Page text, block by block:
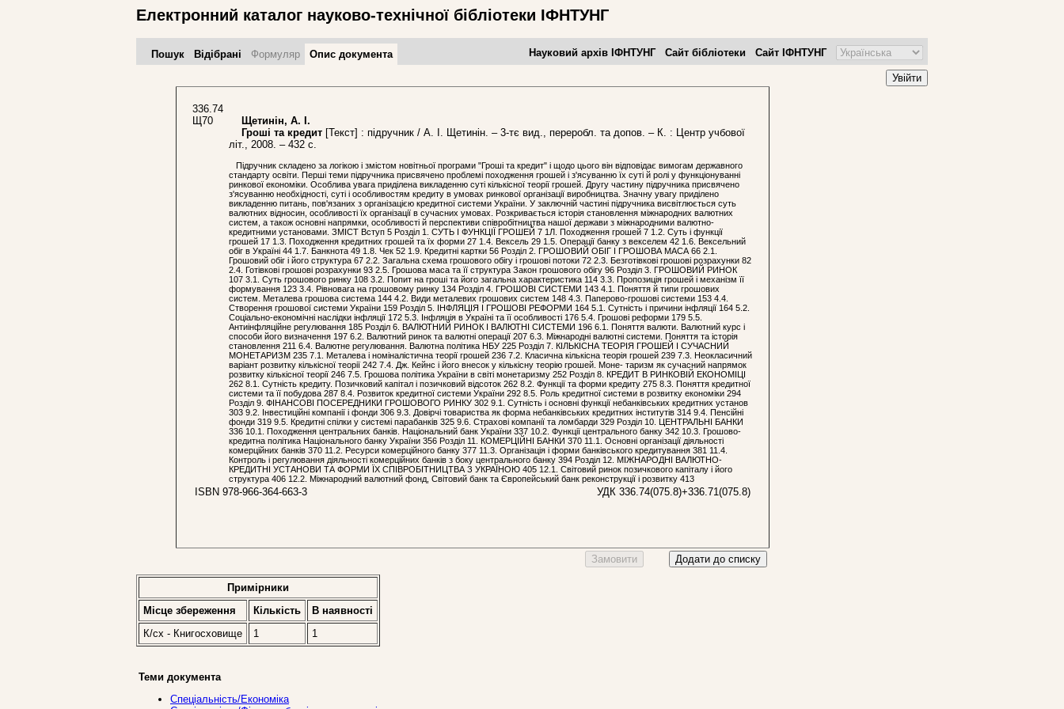
Електронний каталог науково-технічної бібліотеки ІФНТУНГ
Пошук Відібрані Формуляр Опис документа Науковий архів ІФНТУНГ Сайт бібліотеки Сайт ІФНТУНГ
Увійти
336.74
Щ70
Щетинін, А. І.
Гроші та кредит [Текст] : підручник / А. І. Щетинін. – 3-тє вид., переробл. та допов. – К. : Центр учбової
літ., 2008. – 432 с.
Підручник складено за логікою і змістом новітньої програми "Гроші та кредит" і щодо цього він відповідає вимогам державного
стандарту освіти. Перші теми підручника присвячено проблемі походження грошей і з'ясуванню їх суті й ролі у функціонуванні
ринкової економіки. Особлива увага приділена викладенню суті кількісної теорії грошей. Другу частину підручника присвячено
з'ясуванню необхідності, суті і особливостям кредиту в умовах ринкової організації виробництва. Значну увагу приділено
викладенню питань, пов'язаних з організацією кредитної системи України. У заключній частині підручника висвітлюється суть
валютних відносин, особливості їх організації в сучасних умовах. Розкривається історія становлення міжнародних валютних
систем, а також основні напрямки, особливості й перспективи співробітництва нашої держави з міжнародними валютно-
кредитними установами. ЗМІСТ Вступ 5 Розділ 1. СУТЬ І ФУНКЦІЇ ГРОШЕЙ 7 1Л. Походження грошей 7 1.2. Суть і функції
грошей 17 1.3. Походження кредитних грошей та їх форми 27 1.4. Вексель 29 1.5. Операції банку з векселем 42 1.6. Вексельний
обіг в Україні 44 1.7. Банкнота 49 1.8. Чек 52 1.9. Кредитні картки 56 Розділ 2. ГРОШОВИЙ ОБІГ І ГРОШОВА МАСА 66 2.1.
Грошовий обіг і його структура 67 2.2. Загальна схема грошового обігу і грошові потоки 72 2.3. Безготівкові грошові розрахунки 82
2.4. Готівкові грошові розрахунки 93 2.5. Грошова маса та її структура Закон грошового обігу 96 Розділ 3. ГРОШОВИЙ РИНОК
107 3.1. Суть грошового ринку 108 3.2. Попит на гроші та його загальна характеристика 114 3.3. Пропозиція грошей і механізм її
формування 123 3.4. Рівновага на грошовому ринку 134 Розділ 4. ГРОШОВІ СИСТЕМИ 143 4.1. Поняття й типи грошових
систем. Металева грошова система 144 4.2. Види металевих грошових систем 148 4.3. Паперово-грошові системи 153 4.4.
Створення грошової системи України 159 Розділ 5. ІНФЛЯЦІЯ І ГРОШОВІ РЕФОРМИ 164 5.1. Сутність і причини інфляції 164 5.2.
Соціально-економічні наслідки інфляції 172 5.3. Інфляція в Україні та її особливості 176 5.4. Грошові реформи 179 5.5.
Антиінфляційне регулювання 185 Розділ 6. ВАЛЮТНИЙ РИНОК І ВАЛЮТНІ СИСТЕМИ 196 6.1. Поняття валюти. Валютний курс і
способи його визначення 197 6.2. Валютний ринок та валютні операції 207 6.3. Міжнародні валютні системи. Поняття та історія
становлення 211 6.4. Валютне регулювання. Валютна політика НБУ 225 Розділ 7. КІЛЬКІСНА ТЕОРІЯ ГРОШЕЙ І СУЧАСНИЙ
МОНЕТАРИЗМ 235 7.1. Металева і номіналістична теорії грошей 236 7.2. Класична кількісна теорія грошей 239 7.3. Неокласичний
варіант розвитку кількісної теорії 242 7.4. Дж. Кейнс і його внесок у кількісну теорію грошей. Моне- таризм як сучасний напрямок
розвитку кількісної теорії 246 7.5. Грошова політика України в світі монетаризму 252 Розділ 8. КРЕДИТ В РИНКОВІЙ ЕКОНОМІЦІ
262 8.1. Сутність кредиту. Позичковий капітал і позичковий відсоток 262 8.2. Функції та форми кредиту 275 8.3. Поняття кредитної
системи та її побудова 287 8.4. Розвиток кредитної системи України 292 8.5. Роль кредитної системи в розвитку економіки 294
Розділ 9. ФІНАНСОВІ ПОСЕРЕДНИКИ ГРОШОВОГО РИНКУ 302 9.1. Сутність і основні функції небанківських кредитних установ
303 9.2. Інвестиційні компанії і фонди 306 9.3. Довірчі товариства як форма небанківських кредитних інститутів 314 9.4. Пенсійні
фонди 319 9.5. Кредитні спілки у системі парабанків 325 9.6. Страхові компанії та ломбарди 329 Розділ 10. ЦЕНТРАЛЬНІ БАНКИ
336 10.1. Походження центральних банків. Національний банк України 337 10.2. Функції центрального банку 342 10.3. Грошово-
кредитна політика Національного банку України 356 Розділ 11. КОМЕРЦІЙНІ БАНКИ 370 11.1. Основні організації діяльності
комерційних банків 370 11.2. Ресурси комерційного банку 377 11.3. Організація і форми банківського кредитування 381 11.4.
Контроль і регулювання діяльності комерційних банків з боку центрального банку 394 Розділ 12. МІЖНАРОДНІ ВАЛЮТНО-
КРЕДИТНІ УСТАНОВИ ТА ФОРМИ ЇХ СПІВРОБІТНИЦТВА З УКРАЇНОЮ 405 12.1. Світовий ринок позичкового капіталу і його
структура 406 12.2. Міжнародний валютний фонд, Світовий банк та Європейський банк реконструкції і розвитку 413
ISBN 978-966-364-663-3 УДК 336.74(075.8)+336.71(075.8)
Замовити Додати до списку
Примірники
Місце збереження
Кількість
В наявностi
К/сх - Книгосховище
1 1
Теми документа
Спеціальність/Економіка